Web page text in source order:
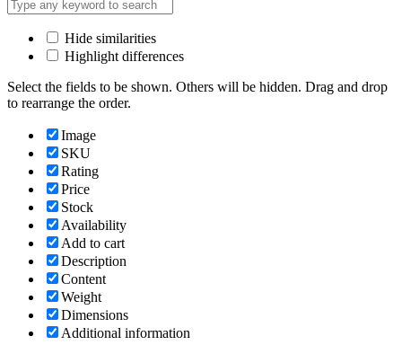
Hide similarities
Highlight differences
Select the fields to be shown. Others will be hidden. Drag and drop
to rearrange the order.
Image
SKU
Rating
Price
Stock
Availability
Add to cart
Description
Content
Weight
Dimensions
Additional information